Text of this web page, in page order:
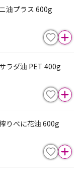
油プラス 600g
ラダ油 PET 400g
りべに花油 600g